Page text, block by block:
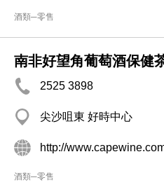
酒類─零售
南非好望角葡萄酒保健
2525 3898
尖沙咀東 好時中心
http://
酒類─零售